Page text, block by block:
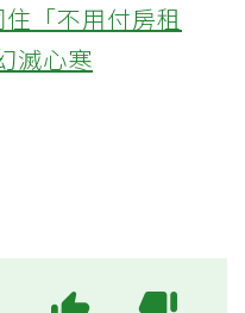
「不用付房租
滅心寒